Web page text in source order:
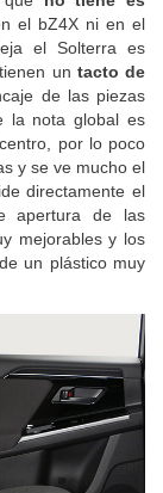
queno tiene es
el bZ4X ni en el
el Solterra es
untacto de
de las piezas
la nota global es
por lo poco
y se ve mucho el
directamente el
apertura de las
mejorables y los
un plástico muy